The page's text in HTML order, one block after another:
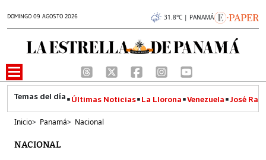
DOMINGO 09 AGOSTO 2026 31.8°C | PANAMÁ
Últimas Noticias La Llorona Venezuela José
Inicio> Panamá> Nacional
NACIONAL